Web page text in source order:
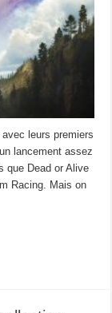
leurs premiers
lancement assez
que Dead or Alive
Racing. Mais on